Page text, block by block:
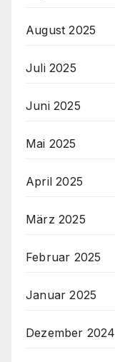
August 2025
Juli 2025
Juni 2025
Mai 2025
April 2025
März 2025
Februar 2025
Januar 2025
Dezember 2024